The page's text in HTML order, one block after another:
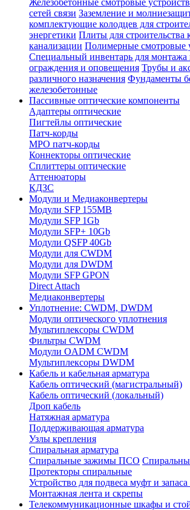
сетей связи Заземление и
комплектующие колодцев для
энергетики Плиты для строительства
канализации Полимерные смотровые
Специальный инвентарь для монтажа
ограждения и оповещения Трубы и
различного назначения Фундаменты
железобетонные
Пассивные оптические компоненты
Адаптеры оптические
Пигтейлы оптические
Патч-корды
MPO патч-корды
Коннекторы оптические
Сплиттеры оптические
Аттенюаторы
КДЗС
Модули и Медиаконвертеры
Модули SFP 155MB
Модули SFP 1Gb
Модули SFP+ 10Gb
Модули QSFP 40Gb
Модули для CWDM
Модули для DWDM
Модули SFP GPON
Direct Attach
Медиаконвертеры
Уплотнение: CWDM, DWDM
Модули оптического уплотнения
Мультиплексоры CWDM
Фильтры CWDM
Модули OADM CWDM
Мультиплексоры DWDM
Кабель и кабельная арматура
Кабель оптический (магистральный)
Кабель оптический (локальный)
Дроп кабель
Натяжная арматура
Поддерживающая арматура
Узлы крепления
Спиральная арматура
Спиральные зажимы ПСО
Протекторы спиральные
Устройство для подвеса муфт и запаса
Монтажная лента и скрепы
Телекоммуникационные шкафы и